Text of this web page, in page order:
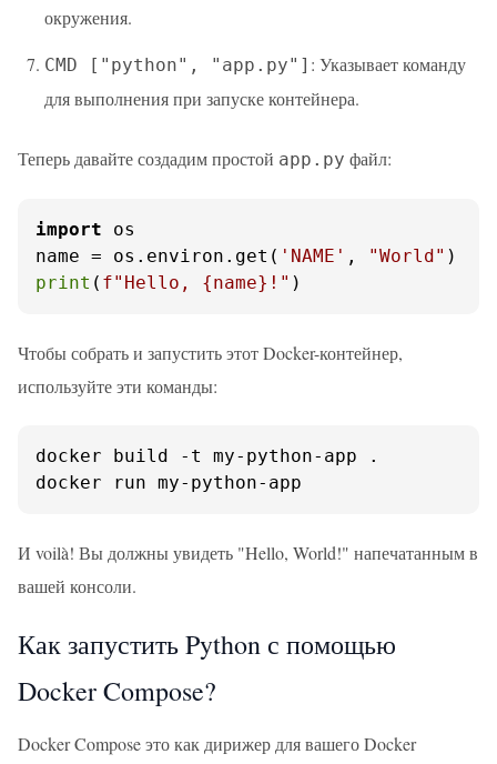
окружения.
CMD ["python", "app.py"] : Указывает команду
для выполнения при запуске контейнера.
Теперь давайте создадим простой app.py файл:
import os
name = os.environ.get( 'NAME' , "World"
print ( f"Hello, {name} !" )
Чтобы собрать и запустить этот Docker-контейнер,
используйте эти команды:
docker build -t my-python-app .
docker run my-python-app
И voilà! Вы должны увидеть "Hello, World!" напечатанным в
вашей консоли.
Как запустить Python с помощью
Docker Compose?
Docker Compose это как дирижер для вашего Docker